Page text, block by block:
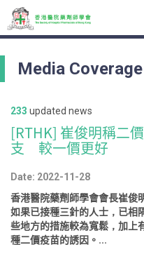
Media Coverage
233 updated news
[RTHK] 崔俊明稱二
支 較一價更好
Date: 2022-11-28
香港醫院藥劑師學會會長崔俊
如果已接種三針的人士，已相
些地方的措施較為寬鬆，加上
種二價疫苗的誘因。...